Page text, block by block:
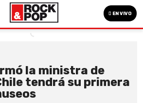
EN VIVO
la ministra de
tendrá su primera